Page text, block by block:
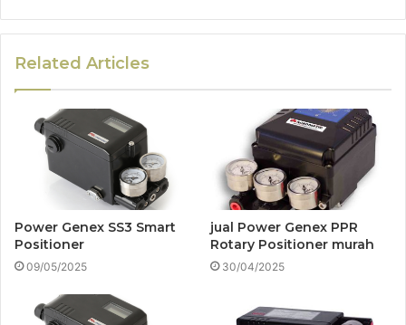
Related Articles
Power Genex SS3 Smart
Positioner
09/05/2025
jual Power Genex PPR
Rotary Positioner murah
30/04/2025